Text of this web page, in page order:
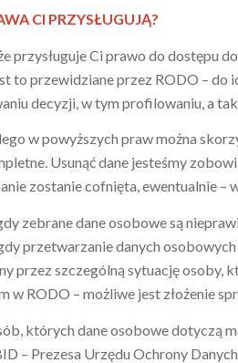
CI PRZYSŁUGUJĄ?
przysługuje Ci prawo do dostępu
to przewidziane przez RODO – do
decyzji, w tym profilowaniu, a
w powyższych praw można
Usunąć dane jesteśmy
zostanie cofnięta, ewentualnie –
zebrane dane osobowe są
przetwarzanie danych
przez szczególną sytuację osoby,
w RODO – możliwe jest złożenie
których dane osobowe dotyczą
– Prezesa Urzędu Ochrony